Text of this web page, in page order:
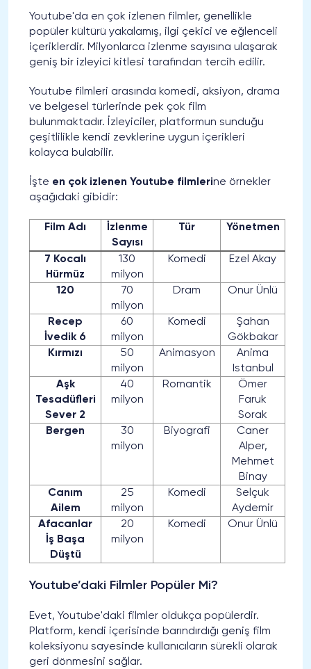
Youtube'da en çok izlenen filmler, genellikle
popüler kültürü yakalamış, ilgi çekici ve eğlenceli
içeriklerdir. Milyonlarca izlenme sayısına ulaşarak
geniş bir izleyici kitlesi tarafından tercih edilir.
Youtube filmleri arasında komedi, aksiyon, drama
ve belgesel türlerinde pek çok film
bulunmaktadır. İzleyiciler, platformun sunduğu
çeşitlilikle kendi zevklerine uygun içerikleri
kolayca bulabilir.
İşte en çok izlenen Youtube filmlerine örnekler
aşağıdaki gibidir:
Film Adı
İzlenme
Sayısı
Tür Yönetmen
7 Kocalı
Hürmüz
130
milyon
Komedi Ezel Akay
120
70
milyon
Dram Onur Ünlü
Recep
İvedik 6
60
milyon
Komedi
Şahan
Gökbakar
Kırmızı
50
milyon
Animasyon
Anima
Istanbul
Aşk
Tesadüfleri
Sever 2
40
milyon
Romantik
Ömer
Faruk
Sorak
Bergen
30
milyon
Biyografi
Caner
Alper,
Mehmet
Binay
Canım
Ailem
25
milyon
Komedi
Selçuk
Aydemir
Afacanlar
İş Başa
Düştü
20
milyon
Komedi Onur Ünlü
Youtube’daki Filmler Popüler Mi?
Evet, Youtube'daki filmler oldukça popülerdir.
Platform, kendi içerisinde barındırdığı geniş film
koleksiyonu sayesinde kullanıcıların sürekli olarak
geri dönmesini sağlar.